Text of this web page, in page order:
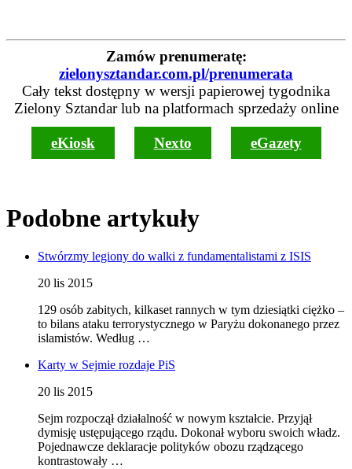
Zamów prenumeratę:
zielonysztandar.com.pl/prenumerata
Cały tekst dostępny w wersji papierowej tygodnika
Zielony Sztandar lub na platformach sprzedaży online
eKiosk Nexto eGazety
Podobne artykuły
Stwórzmy legiony do walki z fundamentalistami z ISIS
20 lis 2015
129 osób zabitych, kilkaset rannych w tym dziesiątki ciężko –
to bilans ataku terrorystycznego w Paryżu dokonanego przez
islamistów. Według …
Karty w Sejmie rozdaje PiS
20 lis 2015
Sejm rozpoczął działalność w nowym kształcie. Przyjął
dymisję ustępującego rządu. Dokonał wyboru swoich władz.
Pojednawcze deklaracje polityków obozu rządzącego
kontrastowały …